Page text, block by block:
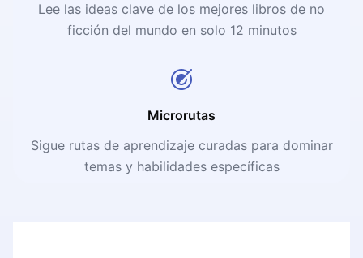
Lee las ideas clave de los mejores libros de no
ficción del mundo en solo 12 minutos
Microrutas
Sigue rutas de aprendizaje curadas para dominar
temas y habilidades específicas